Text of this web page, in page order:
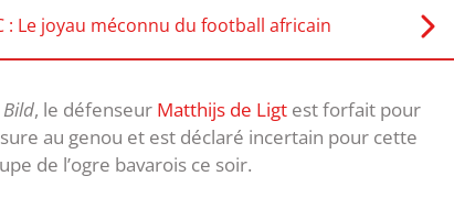
: Le joyau méconnu du football africain
Bild, le défenseur Matthijs de Ligt est forfait pour
au genou et est déclaré incertain pour cette
de l’ogre bavarois ce soir.